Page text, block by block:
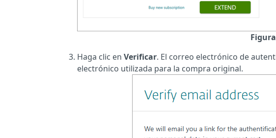
Haga clic en Verificar. El correo electrónico de
electrónico utilizada para la compra original.